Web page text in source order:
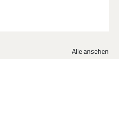
Alle ansehen